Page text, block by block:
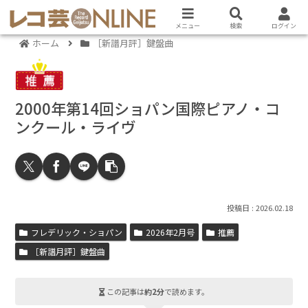
ホーム ［新譜月評］鍵盤曲
2000年第14回ショパン国際ピアノ・コ
ンクール・ライヴ
2026.02.18
フレデリック・ショパン 2026年2月号
推薦
［新譜月評］鍵盤曲
この記事は約2分で読めます。
メニュー 検索 ログイン